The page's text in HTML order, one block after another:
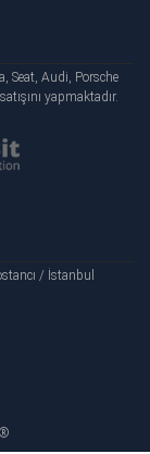
Seat, Audi, Porsche
yapmaktadır.
/ İstanbul